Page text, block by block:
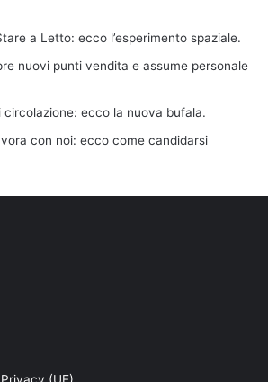
a Letto: ecco l’esperimento spaziale.
nuovi punti vendita e assume personale
circolazione: ecco la nuova bufala.
con noi: ecco come candidarsi